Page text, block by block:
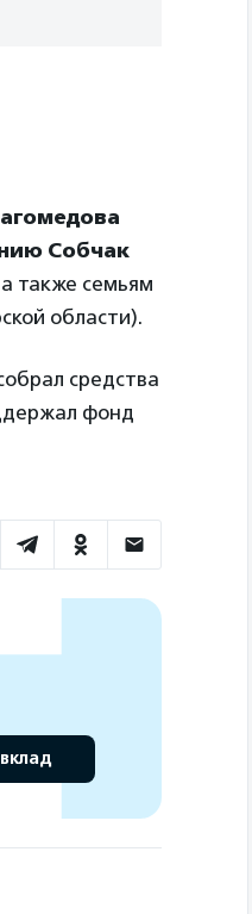
Собчак
также семьям
области).
средства
фонд